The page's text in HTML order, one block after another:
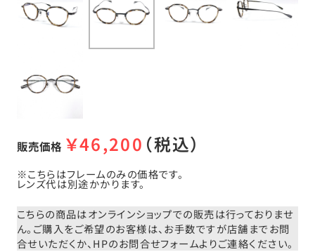
販売価格 ￥46,200 （税込）
※こちらはフレームのみの価格です。
レンズ代は別途かかります。
こちらの商品はオンラインショップでの販売は行っておりませ
ん。 ご購入をご希望のお客様は、お手数ですが店舗までお問
合せいただくか、HPのお問合せフォームよりご連絡ください。